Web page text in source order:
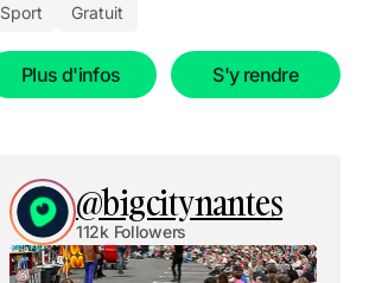
Sport Gratuit
Plus d'infos S'y rendre
@bigcitynantes
112k Followers